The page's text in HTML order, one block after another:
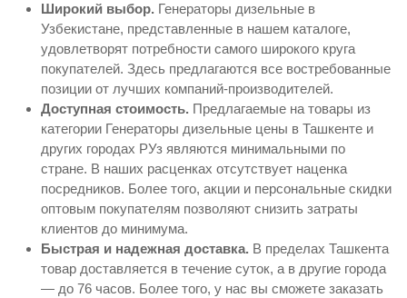
Широкий выбор. Генераторы дизельные в
Узбекистане, представленные в нашем каталоге,
удовлетворят потребности самого широкого круга
покупателей. Здесь предлагаются все востребованные
позиции от лучших компаний-производителей.
Доступная стоимость. Предлагаемые на товары из
категории Генераторы дизельные цены в Ташкенте и
других городах РУз являются минимальными по
стране. В наших расценках отсутствует наценка
посредников. Более того, акции и персональные скидки
оптовым покупателям позволяют снизить затраты
клиентов до минимума.
Быстрая и надежная доставка. В пределах Ташкента
товар доставляется в течение суток, а в другие города
— до 76 часов. Более того, у нас вы сможете заказать